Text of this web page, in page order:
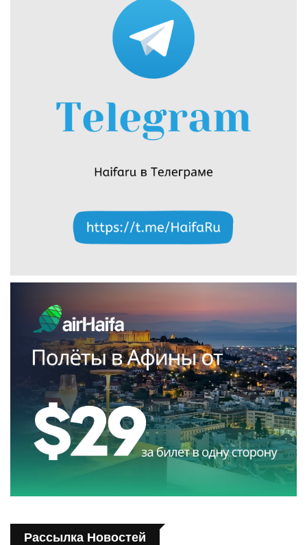
Рассылка Новостей